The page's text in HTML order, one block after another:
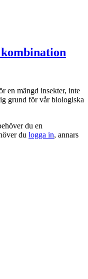
en mängd insekter, inte
grund för vår biologiska
du en
du logga in, annars